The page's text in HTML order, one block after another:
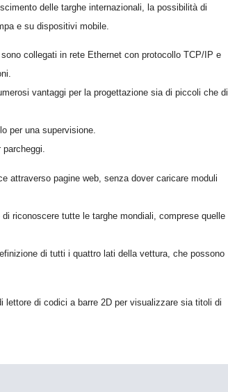
delle targhe internazionali, la possibilità di
e su dispositivi mobile.
collegati in rete Ethernet con protocollo TCP/IP e
vantaggi per la progettazione sia di piccoli che di
per una supervisione.
parcheggi.
attraverso pagine web, senza dover caricare moduli
riconoscere tutte le targhe mondiali, comprese quelle
di tutti i quattro lati della vettura, che possono
di codici a barre 2D per visualizzare sia titoli di